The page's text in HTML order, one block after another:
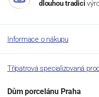
dlouhou tradici
Informace o nákupu
Třípatrová specializovaná
Dům porcelánu Praha